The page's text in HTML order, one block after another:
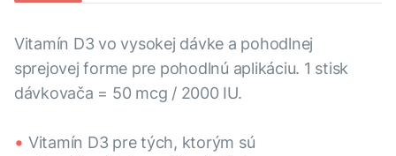
Vitamín D3 vo vysokej dávke a pohodlnej
sprejovej forme pre pohodlnú aplikáciu. 1 stisk
dávkovača = 50 mcg / 2000 IU.
Vitamín D3 pre tých, ktorým sú